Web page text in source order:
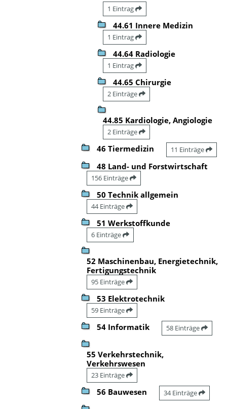
1 Eintrag
44.61 Innere Medizin
1 Eintrag
44.64 Radiologie
1 Eintrag
44.65 Chirurgie
2 Einträge
44.85 Kardiologie, Angiologie
2 Einträge
46 Tiermedizin 11 Einträge
48 Land- und Forstwirtschaft
156 Einträge
50 Technik allgemein
44 Einträge
51 Werkstoffkunde
6 Einträge
52 Maschinenbau, Energietechnik,
Fertigungstechnik
95 Einträge
53 Elektrotechnik
59 Einträge
54 Informatik 58 Einträge
55 Verkehrstechnik,
Verkehrswesen
23 Einträge
56 Bauwesen 34 Einträge